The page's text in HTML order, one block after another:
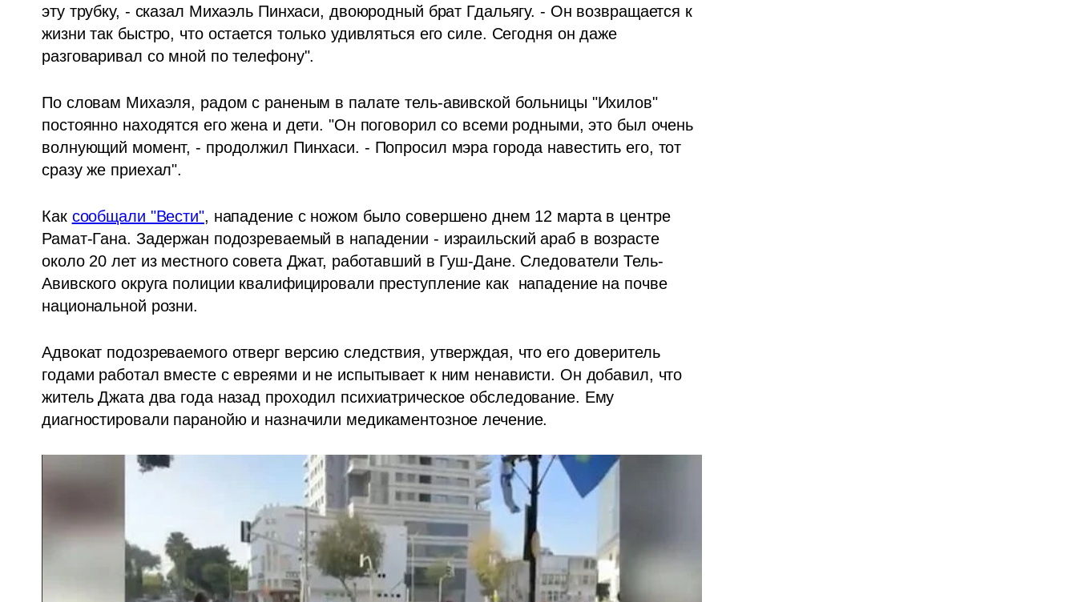
эту трубку, - сказал Михаэль Пинхаси, двоюродный брат Гдальягу. - Он возвращается к
жизни так быстро, что остается только удивляться его силе. Сегодня он даже
разговаривал со мной по телефону".
По словам Михаэля, радом с раненым в палате тель-авивской больницы "Ихилов"
постоянно находятся его жена и дети. "Он поговорил со всеми родными, это был очень
волнующий момент, - продолжил Пинхаси. - Попросил мэра города навестить его, тот
сразу же приехал".
Как сообщали "Вести", нападение с ножом было совершено днем 12 марта в центре
Рамат-Гана. Задержан подозреваемый в нападении - израильский араб в возрасте
около 20 лет из местного совета Джат, работавший в Гуш-Дане. Следователи Тель-
Авивского округа полиции квалифицировали преступление как  нападение на почве
национальной розни.
Адвокат подозреваемого отверг версию следствия, утверждая, что его доверитель
годами работал вместе с евреями и не испытывает к ним ненависти. Он добавил, что
житель Джата два года назад проходил психиатрическое обследование. Ему
диагностировали паранойю и назначили медикаментозное лечение.